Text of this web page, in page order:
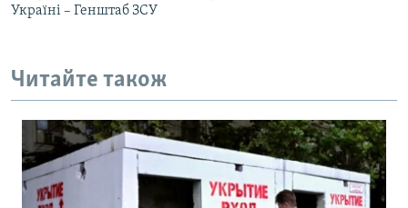
Україні – Генштаб ЗСУ
Читайте також